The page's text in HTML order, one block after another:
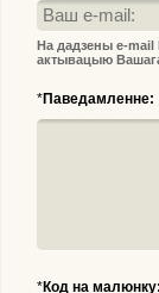
На дадзены e-mail
актывацыю
*Паведамленне:
*Код на малюнку: